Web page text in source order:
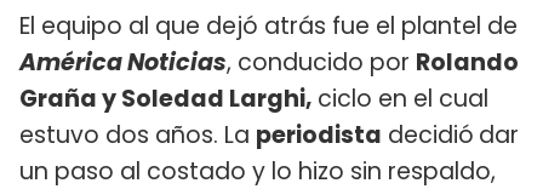
El equipo al que dejó atrás fue el plantel de
América Noticias, conducido por Rolando
Graña y Soledad Larghi, ciclo en el cual
estuvo dos años. La periodista decidió dar
un paso al costado y lo hizo sin respaldo,